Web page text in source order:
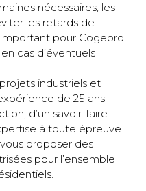
nécessaires, les
les retards de
important pour Cogepro
cas d’éventuels
industriels et
de 25 ans
d’un savoir-faire
à toute épreuve.
proposer des
pour l’ensemble